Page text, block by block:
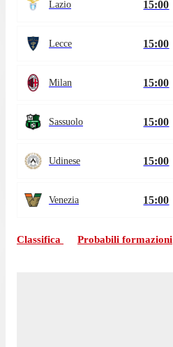
Lazio 15:00
Lecce 15:00
Milan 15:00
Sassuolo 15:00
Udinese 15:00
Venezia 15:00
Classifica Probabili formazioni